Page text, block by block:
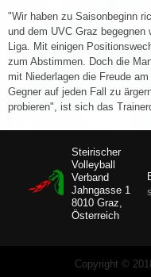
"Wir haben zu Saisonbeginn
und dem UVC Graz
Liga. Mit einigen
zum Abstimmen. Doch die
mit Niederlagen die Freude
Gegner auf jeden Fall zu
probieren", ist sich das
Steirischer
Volleyball
Verband
Jahngasse 1
8010 Graz,
Österreich
Copyright ©